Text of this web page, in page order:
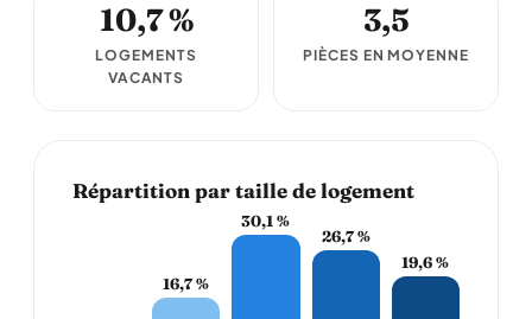
10,7 %
LOGEMENTS
VACANTS
3,5
PIÈCES EN MOYENNE
Répartition par taille de logement
16,7 %
30,1 %
26,7 %
19,6 %